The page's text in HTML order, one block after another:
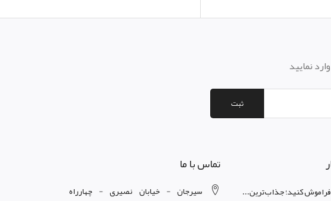
نمایید
ثبت
کنید؛ جذاب‌ترین...
تماس با ما
سیرجان - خیابان نصیری - چهارراه